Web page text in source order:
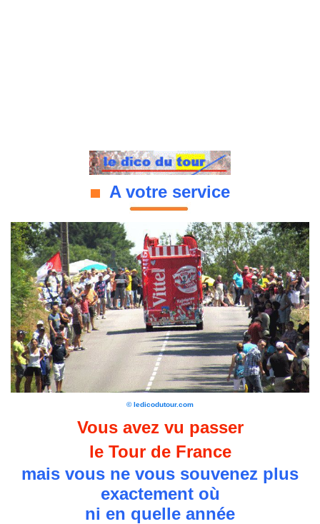
A votre service
© ledicodutour.com
Vous avez vu passer
le Tour de France
mais vous ne vous souvenez plus
exactement où
ni en quelle année